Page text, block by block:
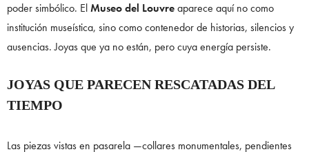
poder simbólico. ElMuseo del Louvreaparece aquí no como
institución museística, sino como contenedor de historias, silencios y
ausencias. Joyas que ya no están, pero cuya energía persiste.
JOYAS QUE PARECEN RESCATADAS DEL
TIEMPO
Las piezas vistas en pasarela —collares monumentales, pendientes